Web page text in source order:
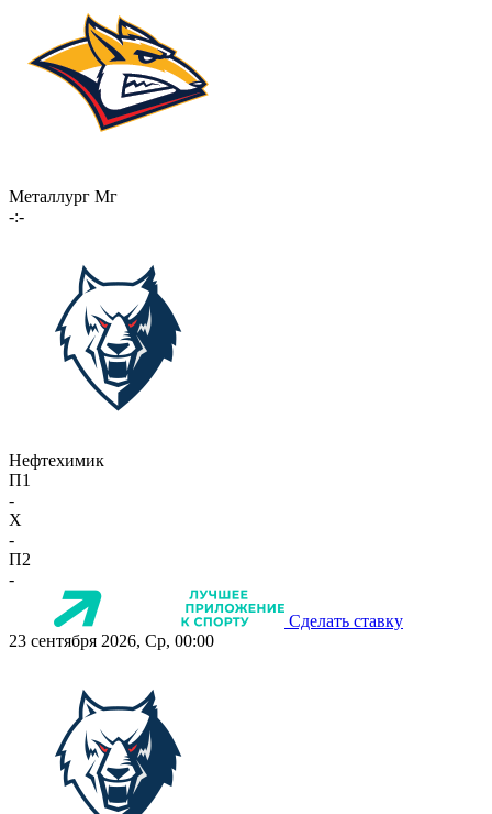
Металлург Мг
-:-
Нефтехимик
П1
-
X
-
П2
-
Сделать ставку
23 сентября 2026, Ср, 00:00